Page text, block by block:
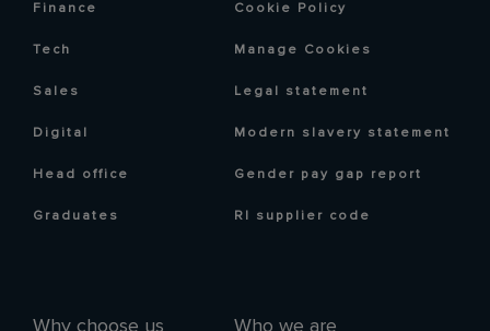
Finance
Tech
Sales
Digital
Head office
Graduates
Why choose us Who we are
Cookie Policy
Manage Cookies
Legal statement
Modern slavery statement
Gender pay gap report
RI supplier code